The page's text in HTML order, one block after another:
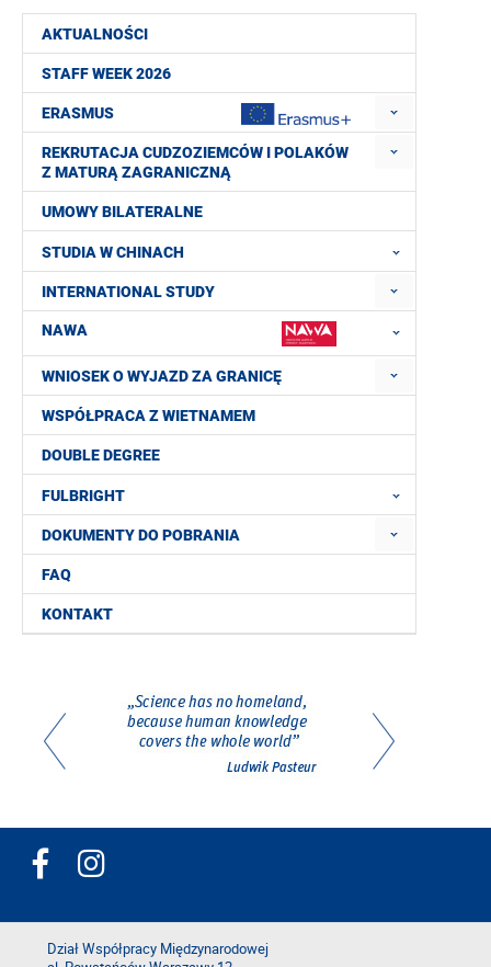
AKTUALNOŚCI
STAFF WEEK 2026
ERASMUS
REKRUTACJA CUDZOZIEMCÓW I POLAKÓW
Z MATURĄ ZAGRANICZNĄ
UMOWY BILATERALNE
STUDIA W CHINACH
INTERNATIONAL STUDY
NAWA
WNIOSEK O WYJAZD ZA GRANICĘ
WSPÓŁPRACA Z WIETNAMEM
DOUBLE DEGREE
FULBRIGHT
DOKUMENTY DO POBRANIA
FAQ
KONTAKT
Dział Współpracy Międzynarodowej